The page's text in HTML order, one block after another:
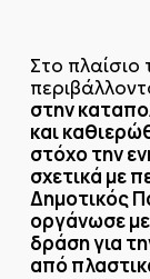
Στο
στην
και
στόχο την
σχετικά με
Δημοτικός
οργάνωσε
δράση για
από